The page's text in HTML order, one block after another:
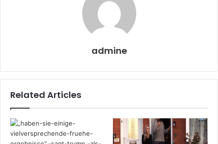
admine
Related Articles